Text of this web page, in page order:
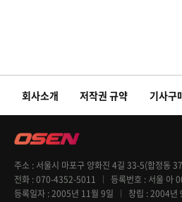
회사소개 저작권 규약 기사구
주소
서울시 마포구 양화진 4길 33-5(합정동
전화 070-4352-5011 등록번호
서울 아
등록일자 2005년 11월 9일 창립 2004년